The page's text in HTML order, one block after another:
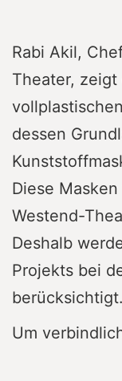
Rabi Akil,
Theater,
dessen
Diese
Westend-
Deshalb
Projekts bei
berücksichtigt.
Um